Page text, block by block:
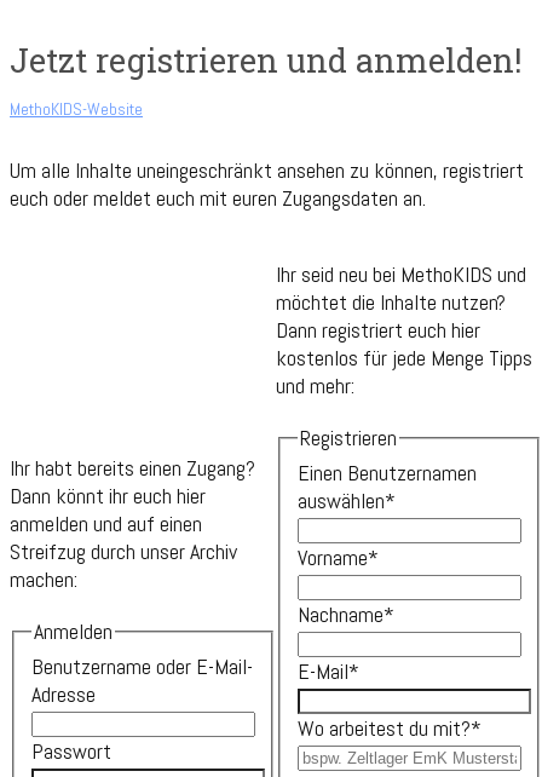
Jetzt registrieren und anmelden!
MethoKIDS-Website
Um alle Inhalte uneingeschränkt ansehen zu können, registriert
euch oder meldet euch mit euren Zugangsdaten an.
Ihr habt bereits einen Zugang?
Dann könnt ihr euch hier
anmelden und auf einen
Streifzug durch unser Archiv
machen:
Anmelden
Benutzername oder E-Mail-
Adresse
Passwort
Ihr seid neu bei MethoKIDS und
möchtet die Inhalte nutzen?
Dann registriert euch hier
kostenlos für jede Menge Tipps
und mehr:
Registrieren
Einen Benutzernamen
auswählen*
Vorname*
Nachname*
E-Mail*
Wo arbeitest du mit?*